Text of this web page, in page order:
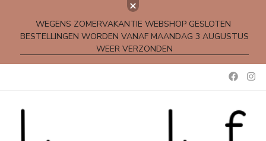
WEGENS ZOMERVAKANTIE WEBSHOP GESLOTEN
BESTELLINGEN WORDEN VANAF MAANDAG 3 AUGUSTUS
WEER VERZONDEN